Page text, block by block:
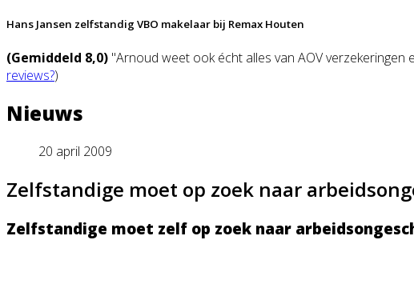
Hans Jansen zelfstandig VBO makelaar bij Remax Houten
(Gemiddeld 8,0) "Arnoud weet ook écht alles van AOV
reviews?)
Nieuws
20 april 2009
Zelfstandige moet op zoek naar
Zelfstandige moet zelf op zoek naar